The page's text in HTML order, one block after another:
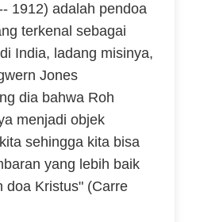
1912) adalah pendoa
terkenal sebagai
India, ladang misinya,
Jones
dia bahwa Roh
menjadi objek
sehingga kita bisa
yang lebih baik
doa Kristus" (Carre